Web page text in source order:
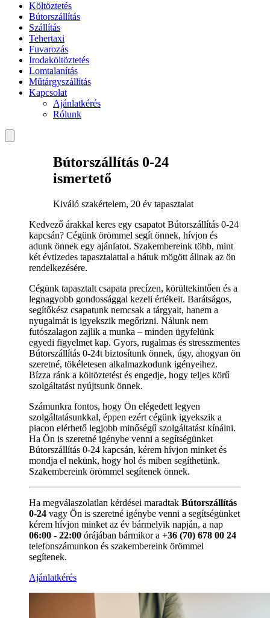
Költöztetés
Bútorszállítás
Szállítás
Tehertaxi
Fuvarozás
Irodaköltöztetés
Lomtalanítás
Műtárgyszállítás
Kapcsolat
Ajánlatkérés
Rólunk
Bútorszállítás 0-24
ismertető
Kiváló szakértelem, 20 év tapasztalat
Kedvező árakkal keres egy csapatot Bútorszállítás 0-24
kapcsán? Cégünk örömmel segít önnek, hívjon és
adunk önnek egy ajánlatot. Szakembereink több, mint
két évtizedes tapasztalattal a hátuk mögött állnak az ön
rendelkezésére.
Cégünk tapasztalt csapata precízen, körültekintően és a
legnagyobb gondossággal kezeli értékeit. Barátságos,
segítőkész csapatunk nemcsak a tárgyait, hanem a
nyugalmát is igyekszik megőrizni. Nálunk nem
futószalagon zajlik a munka – minden ügyfelünk
egyedi figyelmet kap. Gyors, rugalmas és stresszmentes
Bútorszállítás 0-24t biztosítunk önnek, úgy, ahogyan ön
szeretné, tökéletesen alkalmazkodunk igényeihez.
Bízza ránk a költöztetést és engedje, hogy teljes körű
szolgáltatást nyújtsunk önnek.
Számunkra fontos, hogy Ön elégedett legyen
szolgáltatásunkkal, éppen ezért cégünk igyekszik a
piacon elérhető legjobb minőségű szolgáltatást kínálni.
Ha Ön is szeretné igénybe venni a segítségünket
Bútorszállítás 0-24 kapcsán, kérem hívjon minket és
mondja el nekünk, hogy hol és miben segíthetünk.
Szakembereink örömmel segítenek önnek.
Ha megválaszolatlan kérdései maradtak Bútorszállítás
0-24 vagy Ön is szeretné igénybe venni a segítségünket
kérem hívjon minket az év bármelyik napján, a nap
06:00 - 22:00 órájában bármikor a +36 (70) 678 00 24
telefonszámunkon és szakembereink örömmel
segítenek.
Ajánlatkérés